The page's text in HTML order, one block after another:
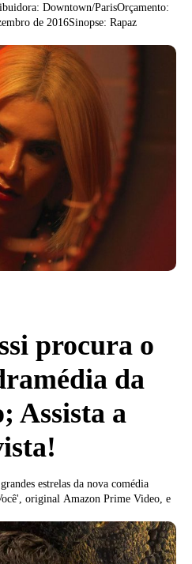
Downtown/ParisOrçamento:
de 2016Sinopse: Rapaz
procura o
da
Assista a
estrelas da nova comédia
original Amazon Prime Video, e